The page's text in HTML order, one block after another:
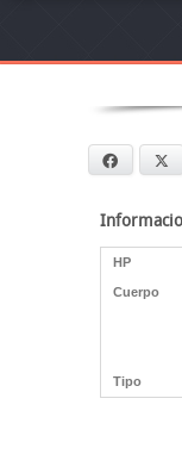
Facebook
HP
Cuerpo
Tipo